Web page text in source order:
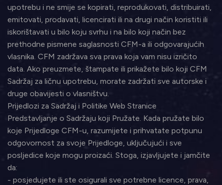
upotrebu i ne smije se kopirati, reprodukovati, distribuirati,
emitovati, prodavati, licencirati ili na drugi način koristiti ili
iskorištavati u bilo koju svrhu i na bilo koji način bez
prethodne pismene saglasnosti CFM-a ili odgovarajućih
vlasnika. CFM zadržava sva prava koja vam nisu izričito
data. Ako preuzmete, štampate ili prikažete bilo koji CFM
Sadržaj za ličnu upotrebu, morate zadržati sve autorske i
druge obavijesti o vlasništvu.
Prijedlozi za Sadržaj i Politike Web Stranice
Predstavljanje o Sadržaju koji Pružate. Kada pružate bilo
koje Prijedloge CFM-u, razumijete i prihvatate potpunu
odgovornost za svoje Prijedloge, uključujući i sve
posljedice koje mogu proizaći. Stoga, izjavljujete i jamčite
da:
- posjedujete ili ste osigurali sve potrebne licence, prava,